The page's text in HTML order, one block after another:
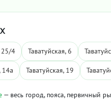
25/4 Таватуйская, 6
14а Таватуйская, 19
— весь город, пояса, первичный